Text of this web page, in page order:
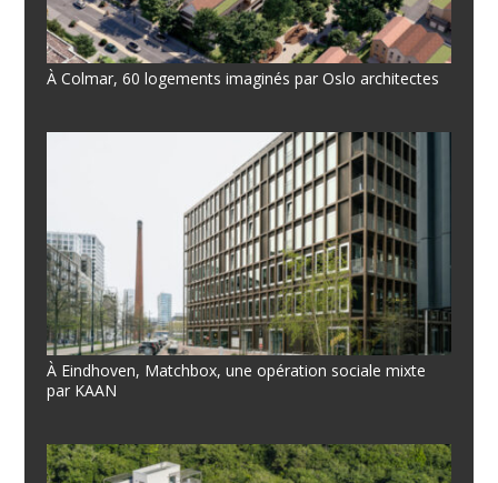
À Colmar, 60 logements imaginés par Oslo architectes
À Eindhoven, Matchbox, une opération sociale mixte
par KAAN